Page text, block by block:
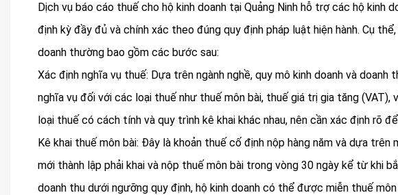
Dịch vụ báo cáo thuế cho hộ kinh doanh tại Quảng Ninh hỗ trợ các hộ kinh
định kỳ đầy đủ và chính xác theo đúng quy định pháp luật hiện hành. Cụ
doanh thường bao gồm các bước sau:
Xác định nghĩa vụ thuế: Dựa trên ngành nghề, quy mô kinh doanh và doanh
nghĩa vụ đối với các loại thuế như thuế môn bài, thuế giá trị gia tăng (VAT),
loại thuế có cách tính và quy trình kê khai khác nhau, nên cần xác định rõ
Kê khai thuế môn bài: Đây là khoản thuế cố định nộp hàng năm và dựa trên
mới thành lập phải khai và nộp thuế môn bài trong vòng 30 ngày kể từ khi
doanh thu dưới ngưỡng quy định, hộ kinh doanh có thể được miễn thuế